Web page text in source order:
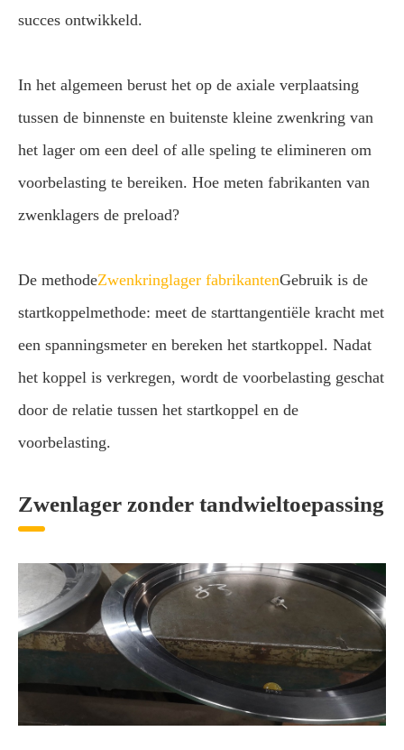
succes ontwikkeld.
In het algemeen berust het op de axiale verplaatsing
tussen de binnenste en buitenste kleine zwenkring van
het lager om een deel of alle speling te elimineren om
voorbelasting te bereiken. Hoe meten fabrikanten van
zwenklagers de preload?
De methodeZwenkringlager fabrikantenGebruik is de
startkoppelmethode: meet de starttangentiële kracht met
een spanningsmeter en bereken het startkoppel. Nadat
het koppel is verkregen, wordt de voorbelasting geschat
door de relatie tussen het startkoppel en de
voorbelasting.
Zwenlager zonder tandwieltoepassing